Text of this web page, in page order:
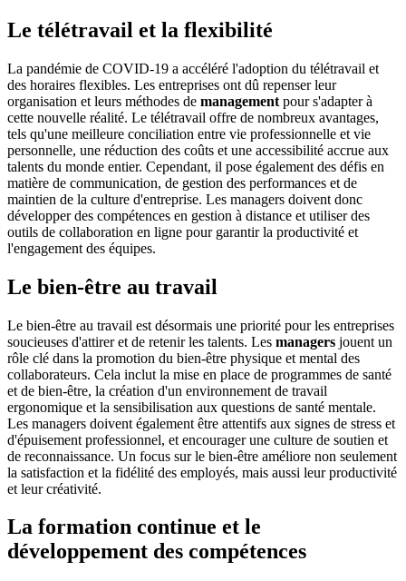
Le télétravail et la flexibilité
La pandémie de COVID-19 a accéléré l'adoption du télétravail et
des horaires flexibles. Les entreprises ont dû repenser leur
organisation et leurs méthodes de management pour s'adapter à
cette nouvelle réalité. Le télétravail offre de nombreux avantages,
tels qu'une meilleure conciliation entre vie professionnelle et vie
personnelle, une réduction des coûts et une accessibilité accrue aux
talents du monde entier. Cependant, il pose également des défis en
matière de communication, de gestion des performances et de
maintien de la culture d'entreprise. Les managers doivent donc
développer des compétences en gestion à distance et utiliser des
outils de collaboration en ligne pour garantir la productivité et
l'engagement des équipes.
Le bien-être au travail
Le bien-être au travail est désormais une priorité pour les entreprises
soucieuses d'attirer et de retenir les talents. Les managers jouent un
rôle clé dans la promotion du bien-être physique et mental des
collaborateurs. Cela inclut la mise en place de programmes de santé
et de bien-être, la création d'un environnement de travail
ergonomique et la sensibilisation aux questions de santé mentale.
Les managers doivent également être attentifs aux signes de stress et
d'épuisement professionnel, et encourager une culture de soutien et
de reconnaissance. Un focus sur le bien-être améliore non seulement
la satisfaction et la fidélité des employés, mais aussi leur productivité
et leur créativité.
La formation continue et le
développement des compétences